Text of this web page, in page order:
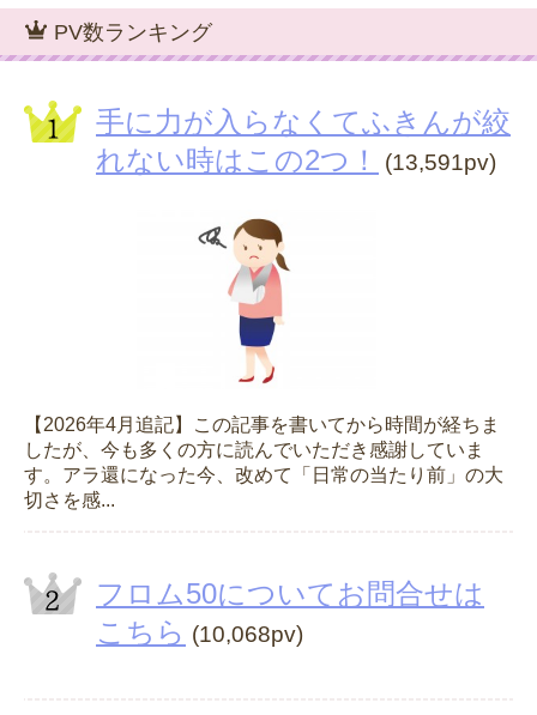
PV数ランキング
手に力が入らなくてふきんが絞
れない時はこの2つ！
(13,591pv)
【2026年4月追記】この記事を書いてから時間が経ちま
したが、今も多くの方に読んでいただき感謝していま
す。アラ還になった今、改めて「日常の当たり前」の大
切さを感...
フロム50についてお問合せは
こちら (10,068pv)